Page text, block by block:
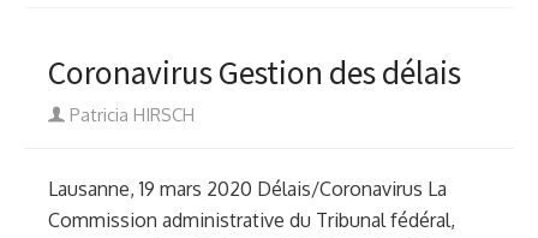
Coronavirus Gestion des délais
Author
Patricia HIRSCH
Lausanne, 19 mars 2020 Délais/Coronavirus La
Commission administrative du Tribunal fédéral,